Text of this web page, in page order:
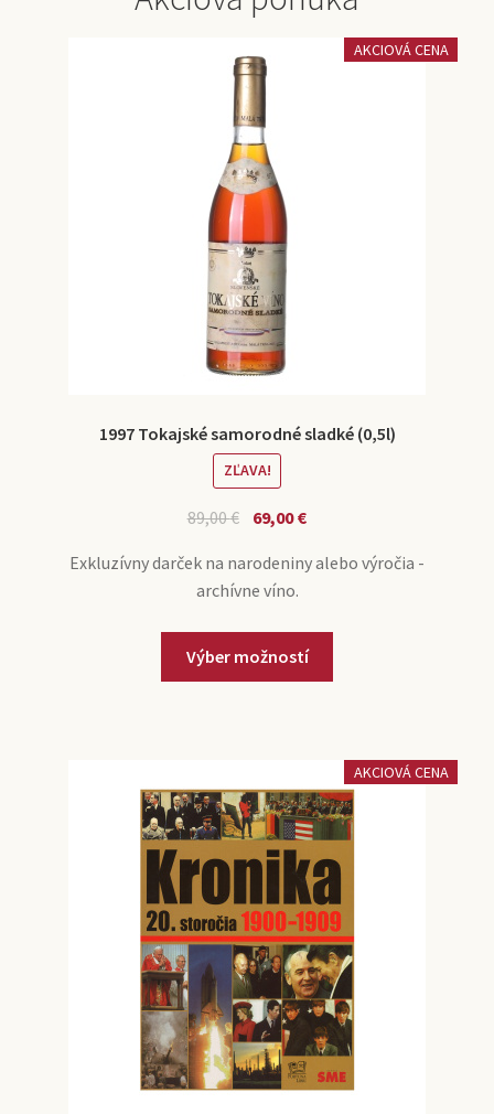
AKCIOVÁ CENA
1997 Tokajské samorodné sladké (0,5l)
ZĽAVA!
89,00€ 69,00€
Exkluzívny darček na narodeniny alebo výročia -
archívne víno.
Výber možností
AKCIOVÁ CENA